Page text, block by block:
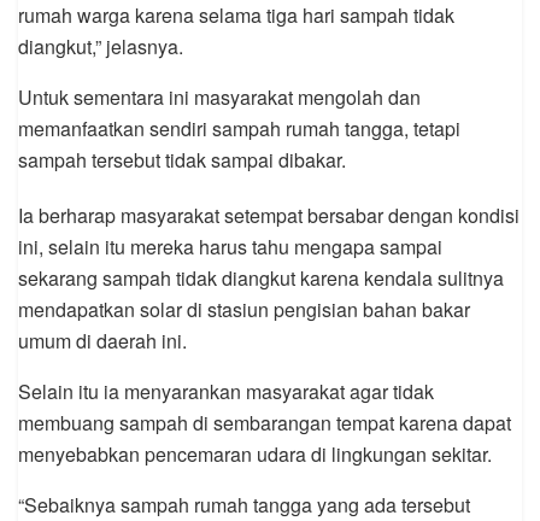
rumah warga karena selama tiga hari sampah tidak
diangkut,” jelasnya.
Untuk sementara ini masyarakat mengolah dan
memanfaatkan sendiri sampah rumah tangga, tetapi
sampah tersebut tidak sampai dibakar.
Ia berharap masyarakat setempat bersabar dengan kondisi
ini, selain itu mereka harus tahu mengapa sampai
sekarang sampah tidak diangkut karena kendala sulitnya
mendapatkan solar di stasiun pengisian bahan bakar
umum di daerah ini.
Selain itu ia menyarankan masyarakat agar tidak
membuang sampah di sembarangan tempat karena dapat
menyebabkan pencemaran udara di lingkungan sekitar.
“Sebaiknya sampah rumah tangga yang ada tersebut